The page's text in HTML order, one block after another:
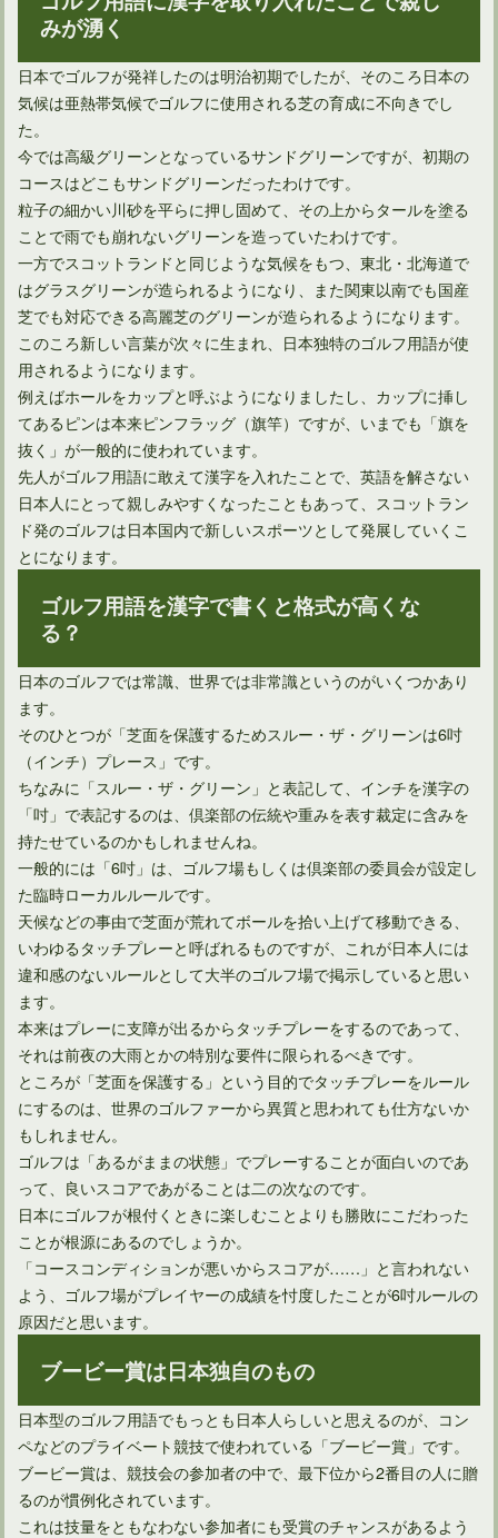
ゴルフ場が気温5度でも楽しめる寒さを感じない服装とは
ゴルフコンペに誘われたけれど行きたくない場合の断わり方
ゴルフのプレー中に腕時計を付けたら悪い影響ってある？
ゴルフ場の市場規模が下降に推移するのはいつまで？
ゴルファーが宣言をすればプロテストを免除できるって本当？
ゴルフ練習場を経営したいけれど年収はどれくらいになる？
みが湧く
日本でゴルフが発祥したのは明治初期でしたが、そのころ日本の
気候は亜熱帯気候でゴルフに使用される芝の育成に不向きでし
た。
今では高級グリーンとなっているサンドグリーンですが、初期の
コースはどこもサンドグリーンだったわけです。
粒子の細かい川砂を平らに押し固めて、その上からタールを塗る
ことで雨でも崩れないグリーンを造っていたわけです。
一方でスコットランドと同じような気候をもつ、東北・北海道で
はグラスグリーンが造られるようになり、また関東以南でも国産
芝でも対応できる高麗芝のグリーンが造られるようになります。
このころ新しい言葉が次々に生まれ、日本独特のゴルフ用語が使
用されるようになります。
例えばホールをカップと呼ぶようになりましたし、カップに挿し
てあるピンは本来ピンフラッグ（旗竿）ですが、いまでも「旗を
抜く」が一般的に使われています。
先人がゴルフ用語に敢えて漢字を入れたことで、英語を解さない
日本人にとって親しみやすくなったこともあって、スコットラン
ド発のゴルフは日本国内で新しいスポーツとして発展していくこ
とになります。
ゴルフ用語を漢字で書くと格式が高くな
る？
日本のゴルフでは常識、世界では非常識というのがいくつかあり
ます。
そのひとつが「芝面を保護するためスルー・ザ・グリーンは6吋
（インチ）プレース」です。
ちなみに「スルー・ザ・グリーン」と表記して、インチを漢字の
「吋」で表記するのは、倶楽部の伝統や重みを表す裁定に含みを
持たせているのかもしれませんね。
一般的には「6吋」は、ゴルフ場もしくは倶楽部の委員会が設定し
た臨時ローカルルールです。
天候などの事由で芝面が荒れてボールを拾い上げて移動できる、
いわゆるタッチプレーと呼ばれるものですが、これが日本人には
違和感のないルールとして大半のゴルフ場で掲示していると思い
ます。
本来はプレーに支障が出るからタッチプレーをするのであって、
それは前夜の大雨とかの特別な要件に限られるべきです。
ところが「芝面を保護する」という目的でタッチプレーをルール
にするのは、世界のゴルファーから異質と思われても仕方ないか
もしれません。
ゴルフは「あるがままの状態」でプレーすることが面白いのであ
って、良いスコアであがることは二の次なのです。
日本にゴルフが根付くときに楽しむことよりも勝敗にこだわった
ことが根源にあるのでしょうか。
「コースコンディションが悪いからスコアが……」と言われない
よう、ゴルフ場がプレイヤーの成績を忖度したことが6吋ルールの
原因だと思います。
ブービー賞は日本独自のもの
日本型のゴルフ用語でもっとも日本人らしいと思えるのが、コン
ペなどのプライベート競技で使われている「ブービー賞」です。
ブービー賞は、競技会の参加者の中で、最下位から2番目の人に贈
るのが慣例化されています。
これは技量をともなわない参加者にも受賞のチャンスがあるよう